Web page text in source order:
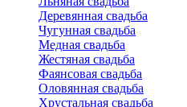
Деревянная свадьба
Чугунная свадьба
Медная свадьба
Жестяная свадьба
Фаянсовая свадьба
Оловянная свадьба
Хрустальная свадьба